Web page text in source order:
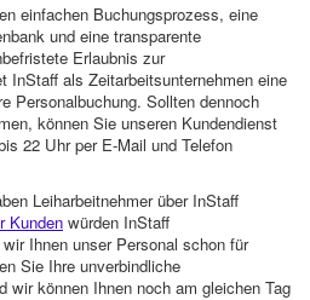
einfachen Buchungsprozess, eine
und eine transparente
Erlaubnis zur
InStaff als Zeitarbeitsunternehmen eine
Personalbuchung. Sollten dennoch
können Sie unseren Kundendienst
22 Uhr per E-Mail und Telefon
Leiharbeitnehmer über InStaff
Kunden würden InStaff
Ihnen unser Personal schon für
Sie Ihre unverbindliche
wir können Ihnen noch am gleichen Tag